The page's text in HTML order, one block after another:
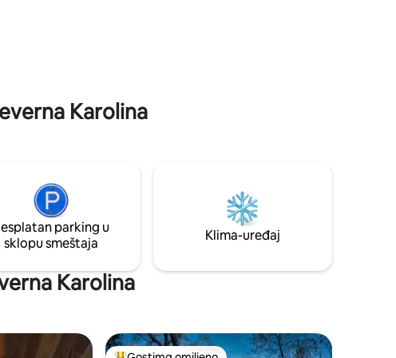
Karolina
parking u
sklopu smeštaja
Klima-uređaj
Karolina